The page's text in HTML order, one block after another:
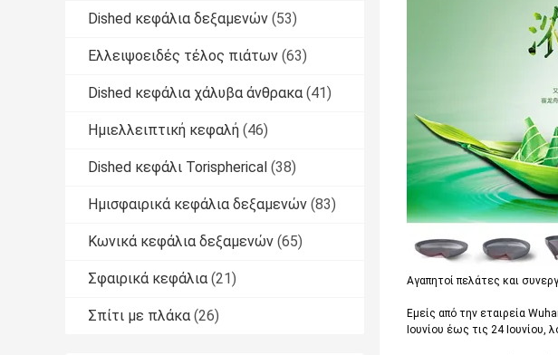
Dished κεφάλια δεξαμενών (53)
Ελλειψοειδές τέλος πιάτων (63)
Dished κεφάλια χάλυβα άνθρακα (41)
Ημιελλειπτική κεφαλή (46)
Dished κεφάλι Torispherical (38)
Ημισφαιρικά κεφάλια δεξαμενών (83)
Κωνικά κεφάλια δεξαμενών (65)
Σφαιρικά κεφάλια (21)
Σπίτι με πλάκα (26)
Αγαπητοί πελάτες και
Εμείς από την εταιρεία
Ιουνίου έως τις 24